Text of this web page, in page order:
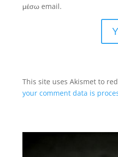
μέσω email.
This site uses Akismet to
your comment data is